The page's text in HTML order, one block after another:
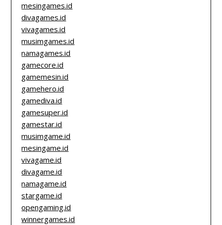
mesingames.id
divagames.id
vivagames.id
musimgames.id
namagames.id
gamecore.id
gamemesin.id
gamehero.id
gamediva.id
gamesuper.id
gamestar.id
musimgame.id
mesingame.id
vivagame.id
divagame.id
namagame.id
stargame.id
opengaming.id
winnergames.id